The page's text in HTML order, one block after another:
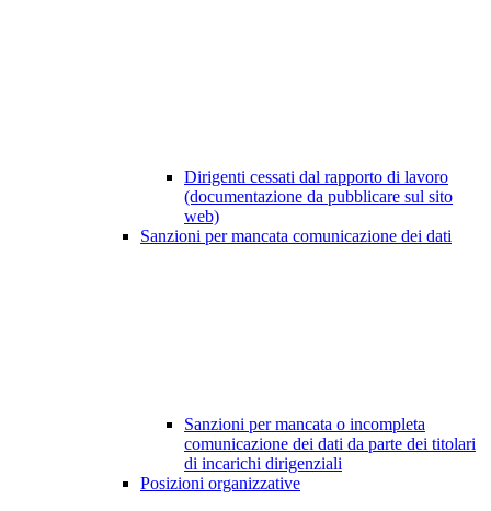
Dirigenti cessati dal rapporto di lavoro
(documentazione da pubblicare sul sito
web)
Sanzioni per mancata comunicazione dei dati
Sanzioni per mancata o incompleta
comunicazione dei dati da parte dei titolari
di incarichi dirigenziali
Posizioni organizzative